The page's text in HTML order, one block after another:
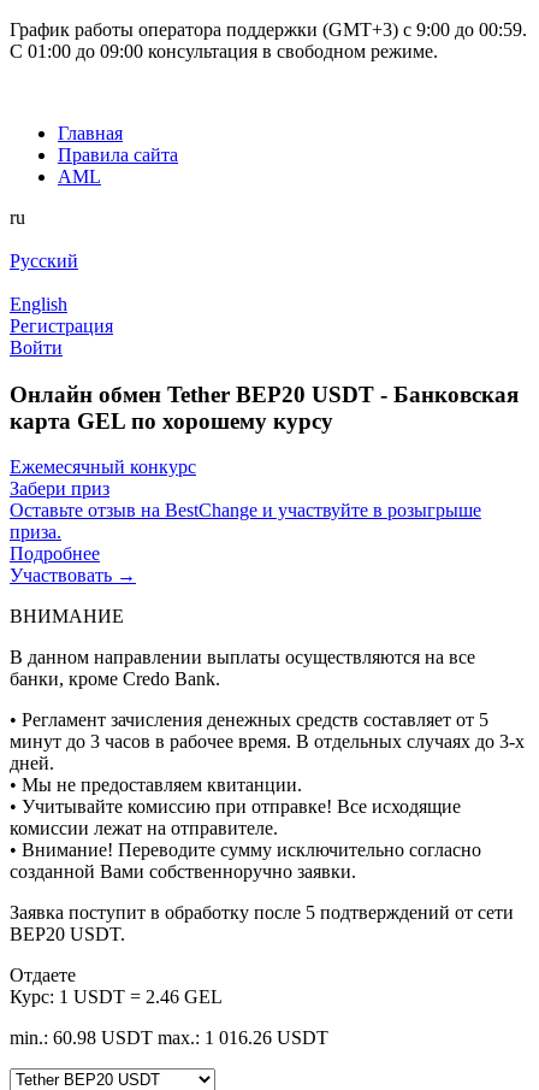
График работы оператора поддержки (GMT+3) c 9:00 до 00:59.
С 01:00 до 09:00 консультация в свободном режиме.
Главная
Правила сайта
AML
ru
Русский
English
Регистрация
Войти
Онлайн обмен Tether BEP20 USDT - Банковская
карта GEL по хорошему курсу
Ежемесячный конкурс
Забери приз
Оставьте отзыв на BestChange и участвуйте в розыгрыше
приза.
Подробнее
Участвовать →
ВНИМАНИЕ
В данном направлении выплаты осуществляются на все
банки, кроме Credo Bank.
• Регламент зачисления денежных средств составляет от 5
минут до 3 часов в рабочее время. В отдельных случаях до 3-х
дней.
• Мы не предоставляем квитанции.
• Учитывайте комиссию при отправке! Все исходящие
комиссии лежат на отправителе.
• Внимание! Переводите сумму исключительно согласно
созданной Вами собственноручно заявки.
Заявка поступит в обработку после 5 подтверждений от сети
BEP20 USDT.
Отдаете
Курс: 1 USDT = 2.46 GEL
min.: 60.98 USDT max.: 1 016.26 USDT